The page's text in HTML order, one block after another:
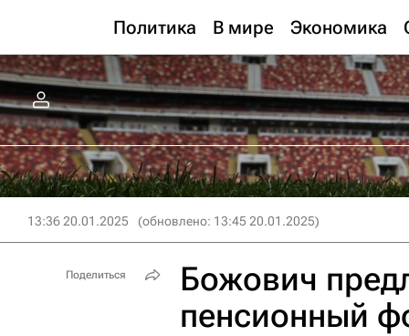
Политика В мире Экономика
13:36 20.01.2025 (обновлено: 13:45 20.01.2025)
Божович
пенсионный
Поделиться